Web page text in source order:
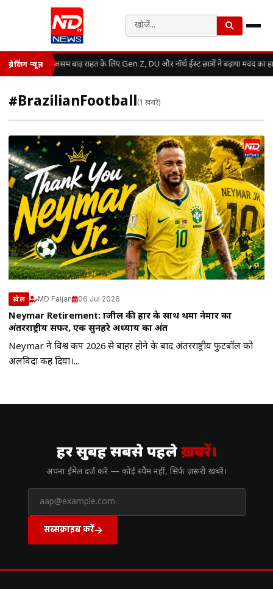
ब्रेकिंग न्यूज़ असम बाढ़ राहत के लिए Gen Z, DU और नॉर्थ ईस्ट छात्रों ने बढ़ाया मदद का
#BrazilianFootball(1 खबरें)
खेल MD Faijan 06 Jul 2026
Neymar Retirement: ब्राजील की हार के साथ थमा नेमार का
अंतरराष्ट्रीय सफर, एक सुनहरे अध्याय का अंत
Neymar ने विश्व कप 2026 से बाहर होने के बाद अंतरराष्ट्रीय फुटबॉल को
अलविदा कह दिया।...
हर सुबह सबसे पहलेख़बरें।
अपना ईमेल दर्ज करें — कोई स्पैम नहीं, सिर्फ ज़रूरी खबरें।
सब्सक्राइब करें